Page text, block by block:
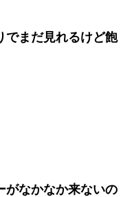
でまだ見れるけど飽
がなかなか来ないの